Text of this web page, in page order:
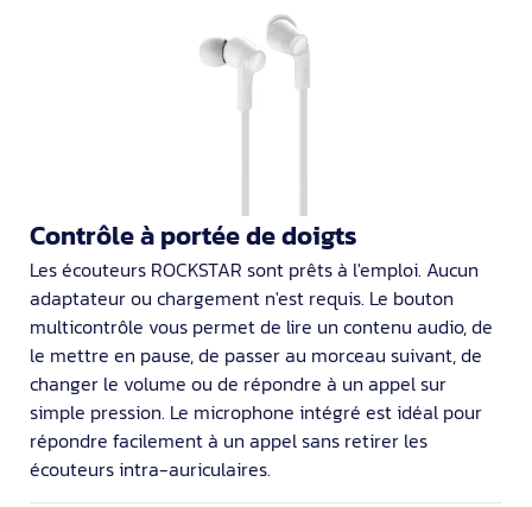
Contrôle à portée de doigts
Les écouteurs ROCKSTAR sont prêts à l'emploi. Aucun
adaptateur ou chargement n'est requis. Le bouton
multicontrôle vous permet de lire un contenu audio, de
le mettre en pause, de passer au morceau suivant, de
changer le volume ou de répondre à un appel sur
simple pression. Le microphone intégré est idéal pour
répondre facilement à un appel sans retirer les
écouteurs intra-auriculaires.